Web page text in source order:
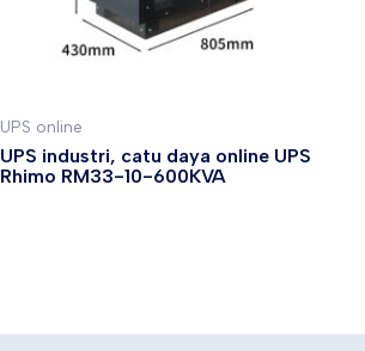
UPS online
UPS industri, catu daya online UPS
Rhimo RM33-10-600KVA